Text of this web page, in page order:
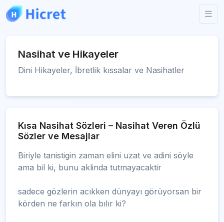
Nasihat ve Hikayeler
Dini Hikayeler, İbretlik kıssalar ve Nasihatler
Kısa Nasihat Sözleri – Nasihat Veren Özlü
Sözler ve Mesajlar
Biriyle tanistigin zaman elini uzat ve adini söyle
ama bil ki, bunu aklinda tutmayacaktir
sadece gözlerin acıkken dünyayı görüyorsan bir
körden ne farkın ola bılır ki?